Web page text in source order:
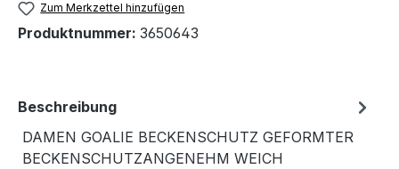
Zum Merkzettel hinzufügen
Produktnummer: 3650643
Beschreibung
DAMEN GOALIE BECKENSCHUTZ GEFORMTER
BECKENSCHUTZANGENEHM WEICH